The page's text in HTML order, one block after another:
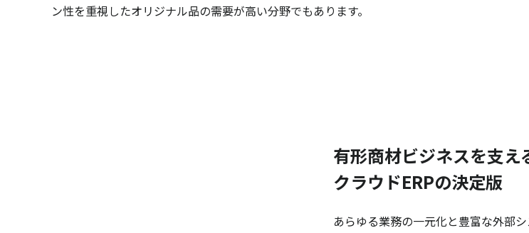
ン性を重視したオリジナル品の需要が高い分野でもあります。
有形商材ビジネスを支え
クラウドERPの決定版
あらゆる業務の一元化と豊富な外部